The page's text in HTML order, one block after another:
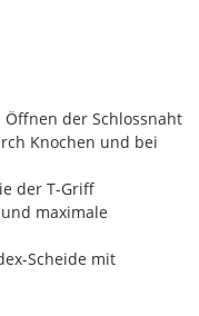
der Schlossnaht
Knochen und bei
der T-Griff
maximale
Scheide mit